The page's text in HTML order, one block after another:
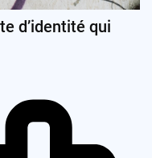
d’identité qui